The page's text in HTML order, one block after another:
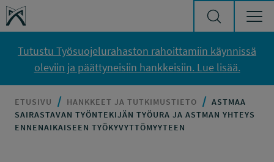
Siirry sisältöön
Työsuojelurahasto
Tutustu Työsuojelurahaston rahoittamiin käynnissä
oleviin ja päättyneisiin hankkeisiin. Lue lisää.
ETUSIVU HANKKEET JA TUTKIMUSTIETO
ASTMAA
SAIRASTAVAN TYÖNTEKIJÄN TYÖURA JA ASTMAN YHTEYS
ENNENAIKAISEEN TYÖKYVYTTÖMYYTEEN